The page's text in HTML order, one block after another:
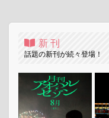
新刊
話題の新刊が続々登場！